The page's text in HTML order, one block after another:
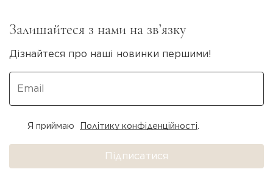
Залишайтеся з нами на зв’язку
Дізнайтеся про наші новинки першими!
Підписатися
Я приймаю Політику конфіденційності